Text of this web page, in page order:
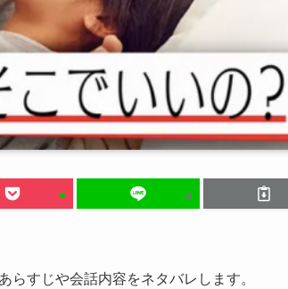
すじや会話内容をネタバレします。